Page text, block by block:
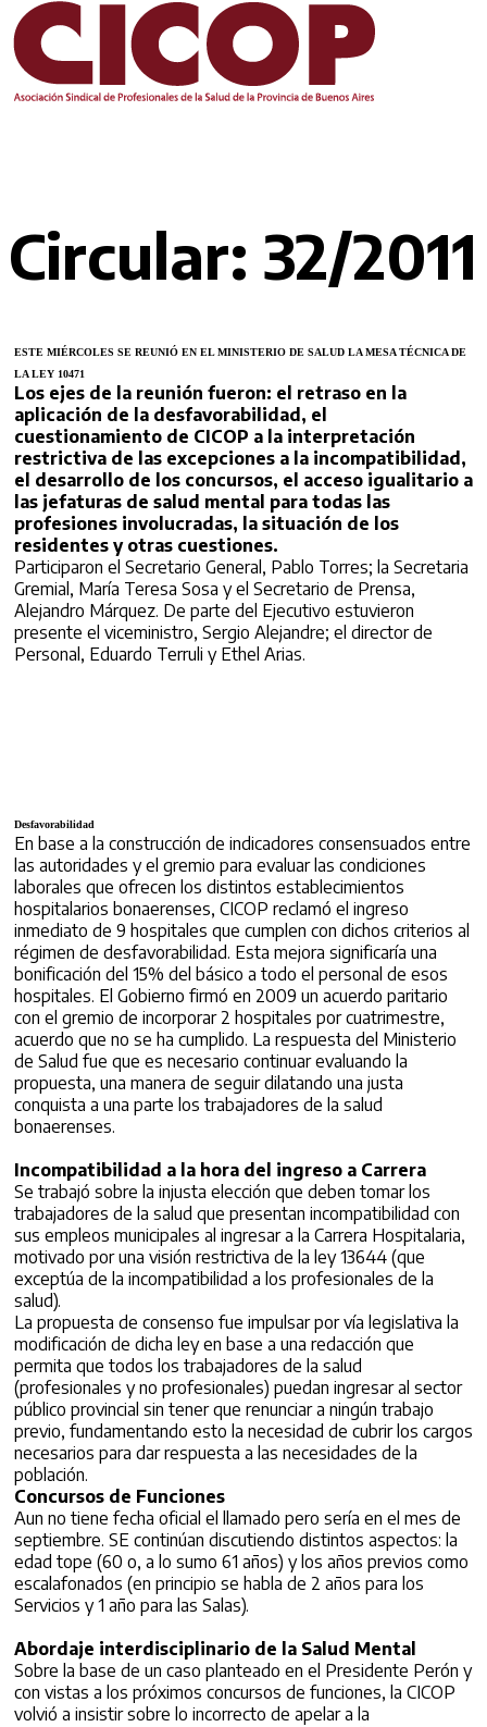
Circular: 32/2011
ESTE MIÉRCOLES SE REUNIÓ EN EL MINISTERIO DE SALUD LA MESA TÉCNICA DE
LA LEY 10471
Los ejes de la reunión fueron: el retraso en la
aplicación de la desfavorabilidad, el
cuestionamiento de CICOP a la interpretación
restrictiva de las excepciones a la incompatibilidad,
el desarrollo de los concursos, el acceso igualitario a
las jefaturas de salud mental para todas las
profesiones involucradas, la situación de los
residentes y otras cuestiones.
Participaron el Secretario General, Pablo Torres; la Secretaria
Gremial, María Teresa Sosa y el Secretario de Prensa,
Alejandro Márquez. De parte del Ejecutivo estuvieron
presente el viceministro, Sergio Alejandre; el director de
Personal, Eduardo Terruli y Ethel Arias.
Desfavorabilidad
En base a la construcción de indicadores consensuados entre
las autoridades y el gremio para evaluar las condiciones
laborales que ofrecen los distintos establecimientos
hospitalarios bonaerenses, CICOP reclamó el ingreso
inmediato de 9 hospitales que cumplen con dichos criterios al
régimen de desfavorabilidad. Esta mejora significaría una
bonificación del 15% del básico a todo el personal de esos
hospitales. El Gobierno firmó en 2009 un acuerdo paritario
con el gremio de incorporar 2 hospitales por cuatrimestre,
acuerdo que no se ha cumplido. La respuesta del Ministerio
de Salud fue que es necesario continuar evaluando la
propuesta, una manera de seguir dilatando una justa
conquista a una parte los trabajadores de la salud
bonaerenses.
Incompatibilidad a la hora del ingreso a Carrera
Se trabajó sobre la injusta elección que deben tomar los
trabajadores de la salud que presentan incompatibilidad con
sus empleos municipales al ingresar a la Carrera Hospitalaria,
motivado por una visión restrictiva de la ley 13644 (que
exceptúa de la incompatibilidad a los profesionales de la
salud).
La propuesta de consenso fue impulsar por vía legislativa la
modificación de dicha ley en base a una redacción que
permita que todos los trabajadores de la salud
(profesionales y no profesionales) puedan ingresar al sector
público provincial sin tener que renunciar a ningún trabajo
previo, fundamentando esto la necesidad de cubrir los cargos
necesarios para dar respuesta a las necesidades de la
población.
Concursos de Funciones
Aun no tiene fecha oficial el llamado pero sería en el mes de
septiembre. SE continúan discutiendo distintos aspectos: la
edad tope (60 o, a lo sumo 61 años) y los años previos como
escalafonados (en principio se habla de 2 años para los
Servicios y 1 año para las Salas).
Abordaje interdisciplinario de la Salud Mental
Sobre la base de un caso planteado en el Presidente Perón y
con vistas a los próximos concursos de funciones, la CICOP
volvió a insistir sobre lo incorrecto de apelar a la